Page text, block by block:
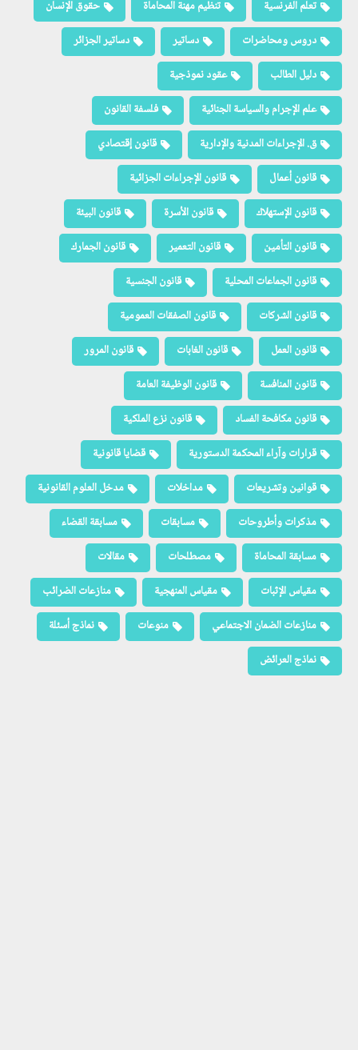
تعلم الفرنسية تنظيم مهنة المحاماة
حقوق الإنسان
دروس ومحاضرات
دساتير
دساتير الجزائر
دليل الطالب
عقود نموذجية
علم الإجرام والسياسة الجنائية
فلسفة القانون
ق. الإجراءات المدنية والإدارية
قانون إقتصادي
قانون أعمال
قانون الإجراءات الجزائية
قانون الإستهلاك
قانون الأسرة
قانون البيئة
قانون التأمين
قانون التعمير
قانون الجمارك
قانون الجماعات المحلية
قانون الجنسية
قانون الشركات
قانون الصفقات العمومية
قانون العمل
قانون الغابات
قانون المرور
قانون المنافسة
قانون الوظيفة العامة
قانون مكافحة الفساد
قانون نزع الملكية
قرارات وآراء المحكمة الدستورية
قضايا قانونية
قوانين وتشريعات
مداخلات
مدخل العلوم القانونية
مذكرات وأطروحات
مسابقات
مسابقة القضاء
مسابقة المحاماة
مصطلحات
مقالات
مقياس الإثبات
مقياس المنهجية
منازعات الضرائب
منازعات الضمان الاجتماعي
منوعات
نماذج أسئلة
نماذج العرائض